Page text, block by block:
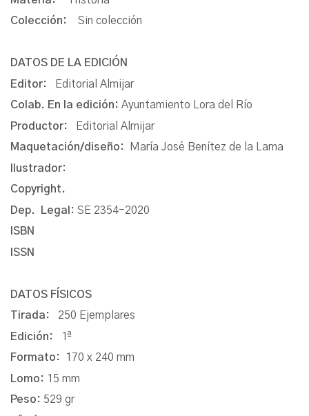
Colección: Sin colección
DATOS DE LA EDICIÓN
Editor:
Editorial Almijar
Colab. En la edición: Ayuntamiento Lora del Río
Productor:
Editorial Almijar
Maquetación/diseño:
María José Benítez de la Lama
Ilustrador:
Copyright.
Dep. Legal: SE 2354-2020
ISBN
ISSN
DATOS FÍSICOS
Tirada: 250 Ejemplares
Edición:
1ª
Formato:
170 x 240 mm
Lomo: 15 mm
Peso: 529 gr